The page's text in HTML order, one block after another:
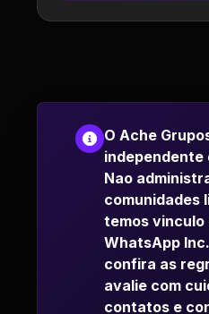
O Ache
independente
Nao
comunidades
temos vinculo
WhatsApp
confira as
avalie com
contatos e